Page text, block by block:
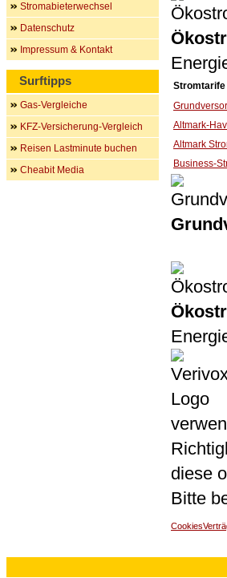
Altmark-
Altmark
Business-
diese
Bitte
Cookies
Stromabieterwechsel
Datenschutz
Impressum & Kontakt
Surftipps
Gas-Vergleiche
KFZ-Versicherung-Vergleich
Reisen Lastminute buchen
Cheabit Media